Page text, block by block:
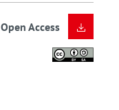
Open Access